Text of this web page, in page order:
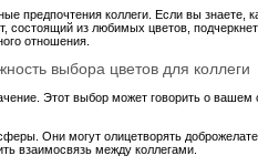
предпочтения коллеги. Если вы знаете,
состоящий из любимых цветов,
отношения.
выбора цветов для коллеги
Этот выбор может говорить о вашем
Они могут олицетворять
взаимосвязь между коллегами.